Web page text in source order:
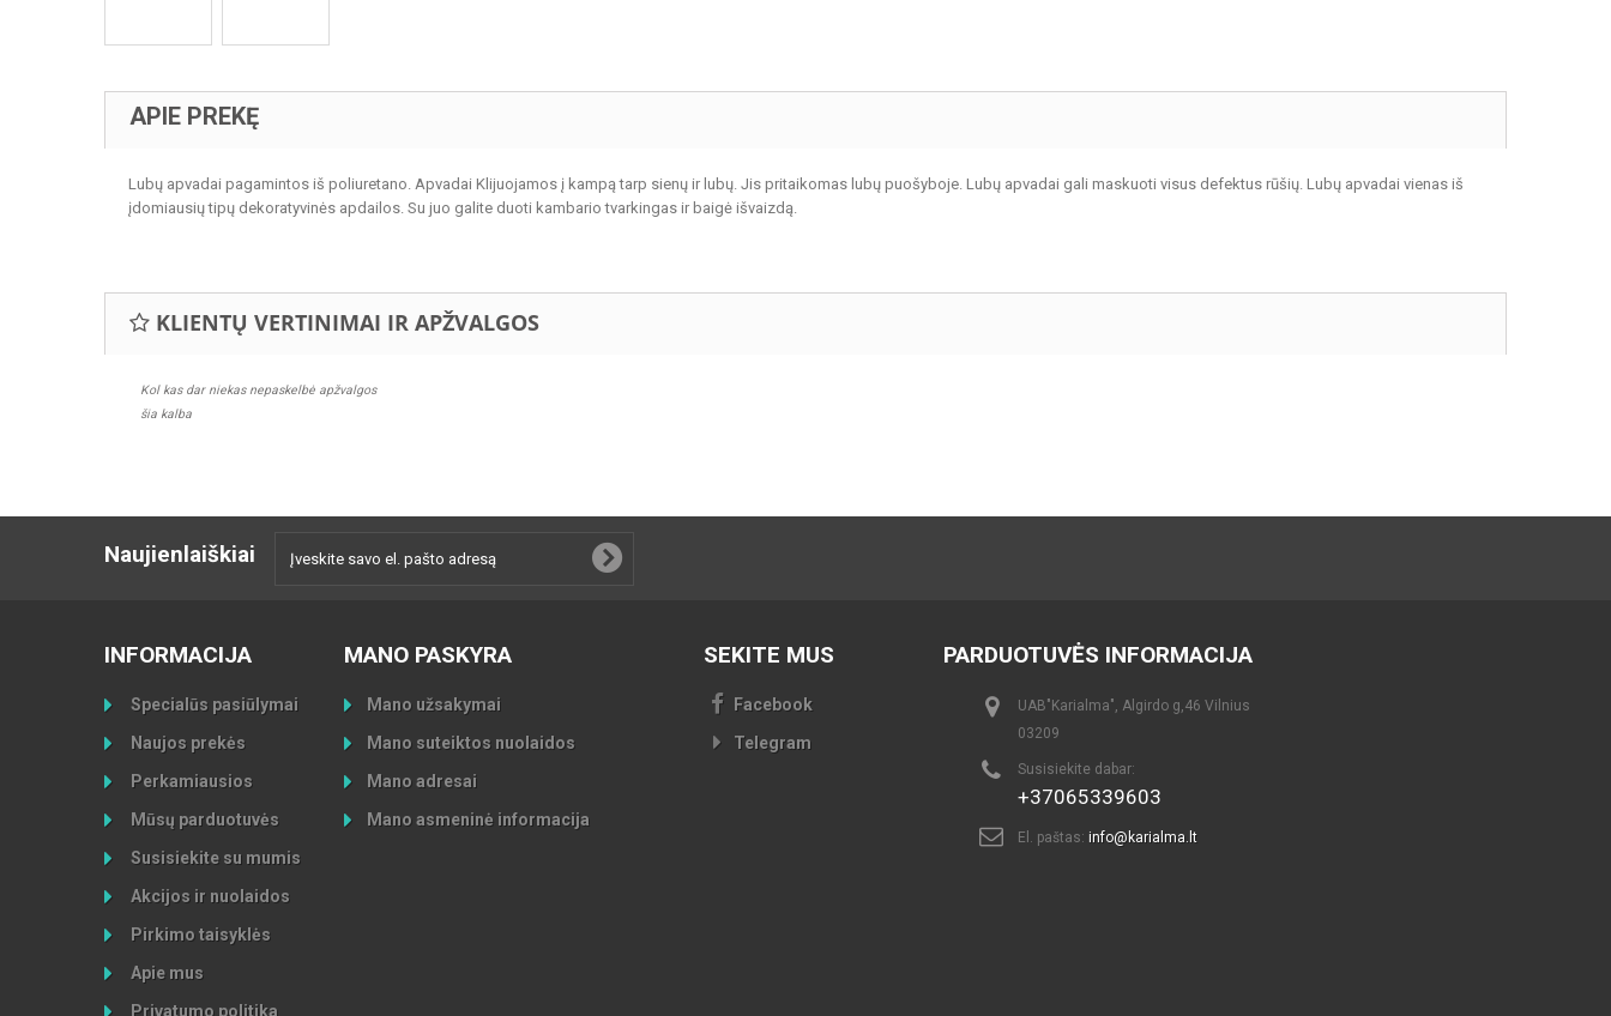
APIE PREKĘ
Lubų apvadai pagamintos iš poliuretano. Apvadai Klijuojamos į kampą tarp sienų ir lubų. Jis pritaikomas lubų puošyboje. Lubų apvadai gali maskuoti visus defektus rūšių. Lubų apvadai vienas iš
įdomiausių tipų dekoratyvinės apdailos. Su juo galite duoti kambario tvarkingas ir baigė išvaizdą.
KLIENTŲ VERTINIMAI IR APŽVALGOS
Kol kas dar niekas nepaskelbė apžvalgos
šia kalba
Naujienlaiškiai
INFORMACIJA
Specialūs pasiūlymai
Naujos prekės
Perkamiausios
Mūsų parduotuvės
Susisiekite su mumis
Akcijos ir nuolaidos
Pirkimo taisyklės
Apie mus
Privatumo politika
MANO PASKYRA
Mano užsakymai
Mano suteiktos nuolaidos
Mano adresai
Mano asmeninė informacija
SEKITE MUS
Facebook
Telegram
PARDUOTUVĖS INFORMACIJA
UAB"Karialma", Algirdo g,46 Vilnius
03209
Susisiekite dabar:
+37065339603
El. paštas: info@karialma.lt